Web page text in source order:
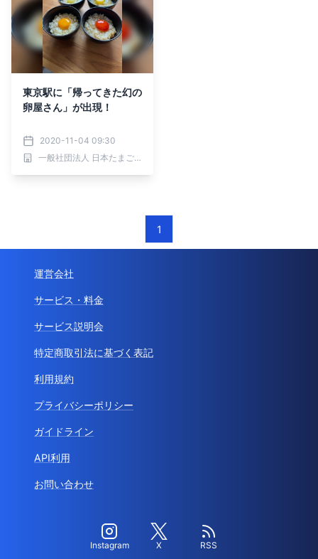
東京駅に「帰ってきた幻の
卵屋さん」が出現！
2020-11-04 09:30
一般社団法人 日本たまごかけごはん研究所
1
運営会社
サービス・料金
サービス説明会
特定商取引法に基づく表記
利用規約
プライバシーポリシー
ガイドライン
API利用
お問い合わせ
Instagram X RSS